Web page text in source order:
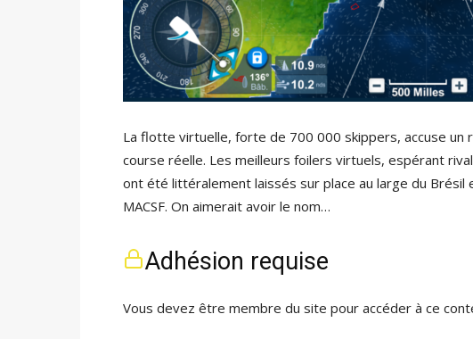
La flotte virtuelle, forte de 700 000 skippers, accuse un
course réelle. Les meilleurs foilers virtuels, espérant
ont été littéralement laissés sur place au large du
MACSF. On aimerait avoir le nom…
Adhésion requise
Vous devez être membre du site pour accéder à ce